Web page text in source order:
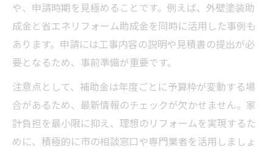
や、申請時期を見極めることです。例えば、外壁塗装助
成金と省エネリフォーム助成金を同時に活用した事例も
あります。申請には工事内容の説明や見積書の提出が必
要となるため、事前準備が重要です。
注意点として、補助金は年度ごとに予算枠が変動する場
合があるため、最新情報のチェックが欠かせません。家
計負担を最小限に抑え、理想のリフォームを実現するた
めに、積極的に市の相談窓口や専門業者を活用しましょ